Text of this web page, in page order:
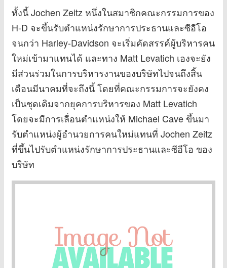
ทั้งนี้ Jochen Zeitz หนึ่งในสมาชิกคณะกรรมการของ
H-D จะขึ้นรับตำแหน่งรักษาการประธานและซีอีโอ
จนกว่า Harley-Davidson จะเริ่มคัดสรรค์ผู้บริหารคน
ใหม่เข้ามาแทนได้ และทาง Matt Levatich เองจะยัง
มีส่วนร่วมในการบริหารงานของบริษัทไปจนถึงสิ้น
เดือนมีนาคมที่จะถึงนี้ โดยที่คณะกรรมการจะยังคง
เป็นชุดเดิมจากยุคการบริหารของ Matt Levatich
โดยจะมีการเลื่อนตำแหน่งให้ Michael Cave ขึ้นมา
รับตำแหน่งผู้อำนวยการคนใหม่แทนที่ Jochen Zeitz
ที่ขึ้นไปรับตำแหน่งรักษาการประธานและซีอีโอ ของ
บริษัท